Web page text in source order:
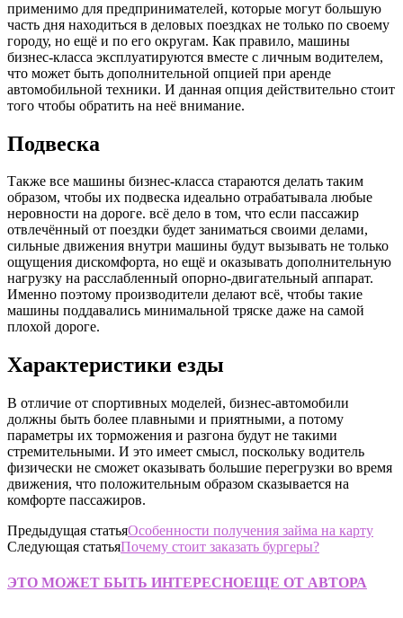
применимо для предпринимателей, которые могут большую
часть дня находиться в деловых поездках не только по своему
городу, но ещё и по его округам. Как правило, машины
бизнес-класса эксплуатируются вместе с личным водителем,
что может быть дополнительной опцией при аренде
автомобильной техники. И данная опция действительно стоит
того чтобы обратить на неё внимание.
Подвеска
Также все машины бизнес-класса стараются делать таким
образом, чтобы их подвеска идеально отрабатывала любые
неровности на дороге. всё дело в том, что если пассажир
отвлечённый от поездки будет заниматься своими делами,
сильные движения внутри машины будут вызывать не только
ощущения дискомфорта, но ещё и оказывать дополнительную
нагрузку на расслабленный опорно-двигательный аппарат.
Именно поэтому производители делают всё, чтобы такие
машины поддавались минимальной тряске даже на самой
плохой дороге.
Характеристики езды
В отличие от спортивных моделей, бизнес-автомобили
должны быть более плавными и приятными, а потому
параметры их торможения и разгона будут не такими
стремительными. И это имеет смысл, поскольку водитель
физически не сможет оказывать большие перегрузки во время
движения, что положительным образом сказывается на
комфорте пассажиров.
Предыдущая статьяОсобенности получения займа на карту
Следующая статьяПочему стоит заказать бургеры?
ЭТО МОЖЕТ БЫТЬ ИНТЕРЕСНОЕЩЕ ОТ АВТОРА